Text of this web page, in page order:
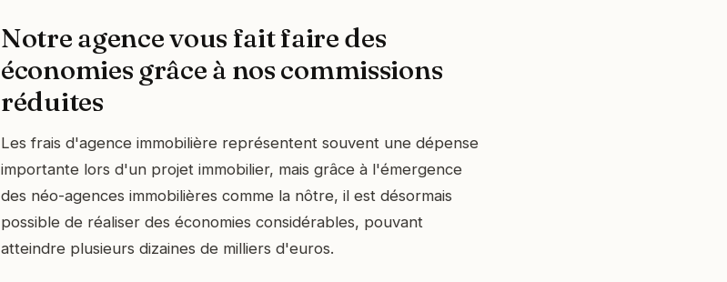
Notre agence vous fait faire des
économies grâce à nos commissions
réduites
Les frais d'agence immobilière représentent souvent une dépense
importante lors d'un projet immobilier, mais grâce à l'émergence
des néo-agences immobilières comme la nôtre, il est désormais
possible de réaliser des économies considérables, pouvant
atteindre plusieurs dizaines de milliers d'euros.